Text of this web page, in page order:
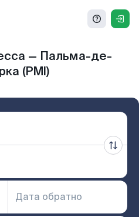
— Пальма-де-
(PMI)